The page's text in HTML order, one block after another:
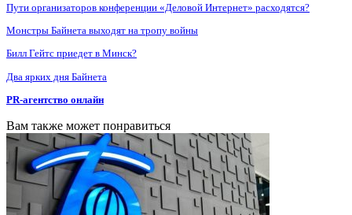
Пути организаторов конференции «Деловой Интернет» расходятся?
Монстры Байнета выходят на тропу войны
Билл Гейтс приедет в Минск?
Два ярких дня Байнета
PR-агентство онлайн
Вам также может понравиться